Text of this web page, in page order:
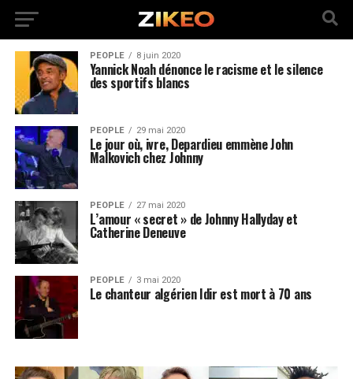
PEOPLE 8 juin 2020
Yannick Noah dénonce le racisme et le silence
des sportifs blancs
PEOPLE 29 mai 2020
Le jour où, ivre, Depardieu emmène John
Malkovich chez Johnny
PEOPLE 27 mai 2020
L’amour « secret » de Johnny Hallyday et
Catherine Deneuve
PEOPLE 3 mai 2020
Le chanteur algérien Idir est mort à 70 ans